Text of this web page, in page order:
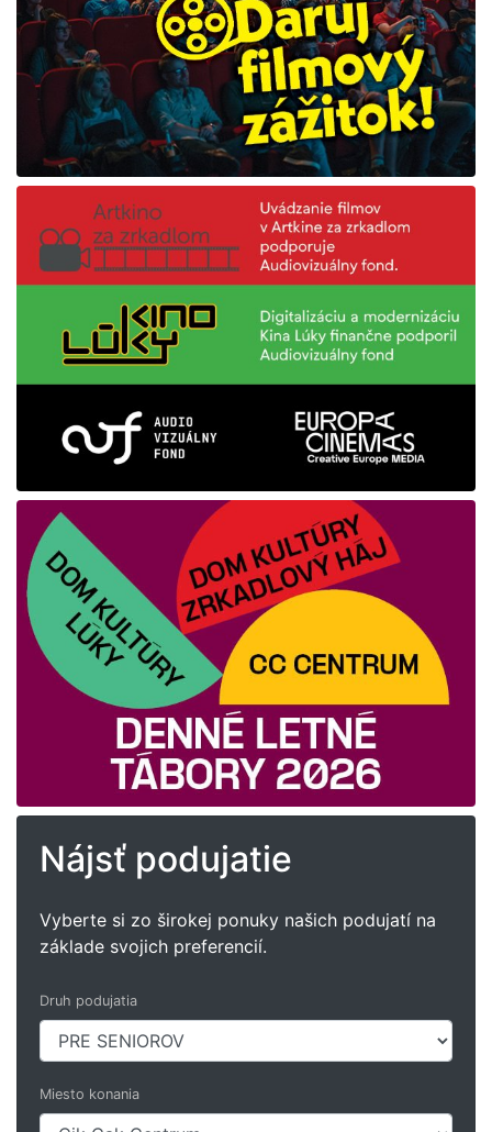
Nájsť podujatie
Vyberte si zo širokej ponuky našich podujatí na
základe svojich preferencií.
Druh podujatia
Miesto konania